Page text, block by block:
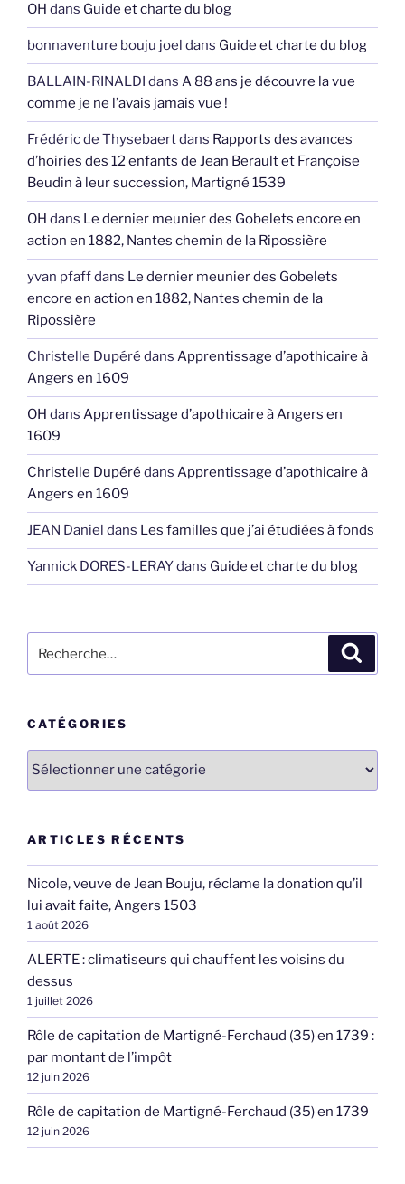
OH dans Guide et charte du blog
bonnaventure bouju joel dans Guide et charte du blog
BALLAIN-RINALDI dans A 88 ans je découvre la vue
comme je ne l’avais jamais vue !
Frédéric de Thysebaertdans Rapports des avances
d’hoiries des 12 enfants de Jean Berault et Françoise
Beudin à leur succession, Martigné 1539
OH dans Le dernier meunier des Gobelets encore en
action en 1882, Nantes chemin de la Ripossière
yvan pfaffdans Le dernier meunier des Gobelets
encore en action en 1882, Nantes chemin de la
Ripossière
Christelle Dupéré dans Apprentissage d’apothicaire à
Angers en 1609
OH dans Apprentissage d’apothicaire à Angers en
1609
Christelle Dupéré dans Apprentissage d’apothicaire à
Angers en 1609
JEAN Daniel dans Les familles que j’ai étudiées à fonds
Yannick DORES-LERAYdans Guide et charte du blog
pour
CATÉGORIES
Catégories
ARTICLES RÉCENTS
Nicole, veuve de Jean Bouju, réclame la donation qu’il
lui avait faite, Angers 1503
1 août 2026
ALERTE : climatiseurs qui chauffent les voisins du
dessus
1 juillet 2026
Rôle de capitation de Martigné-Ferchaud (35) en 1739 :
par montant de l’impôt
12 juin 2026
Rôle de capitation de Martigné-Ferchaud (35) en 1739
12 juin 2026